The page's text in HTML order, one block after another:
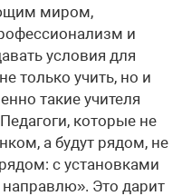
миром,
и
условия для
только учить, но и
такие учителя
которые не
а будут рядом, не
с установками
направлю». Это дарит